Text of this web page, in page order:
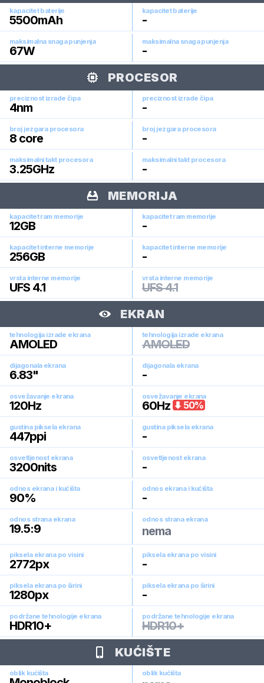
kapacitet baterije
5500mAh
kapacitet baterije
-
maksimalna snaga punjenja
67W
maksimalna snaga punjenja
-
PROCESOR
preciznost izrade čipa
4nm
preciznost izrade čipa
-
broj jezgara procesora
8 core
broj jezgara procesora
-
maksimalni takt procesora
3.25GHz
maksimalni takt procesora
-
MEMORIJA
kapacitet ram memorije
12GB
kapacitet ram memorije
-
kapacitet interne memorije
256GB
kapacitet interne memorije
-
vrsta interne memorije
UFS 4.1
vrsta interne memorije
UFS 4.1
EKRAN
tehnologija izrade ekrana
AMOLED
tehnologija izrade ekrana
AMOLED
dijagonala ekrana
6.83"
dijagonala ekrana
-
osvežavanje ekrana
120Hz
osvežavanje ekrana
60Hz 50%
gustina piksela ekrana
447ppi
gustina piksela ekrana
-
osvetljenost ekrana
3200nits
osvetljenost ekrana
-
odnos ekrana i kućišta
90%
odnos ekrana i kućišta
-
odnos strana ekrana
19.5:9
odnos strana ekrana
nema
piksela ekrana po visini
2772px
piksela ekrana po visini
-
piksela ekrana po širini
1280px
piksela ekrana po širini
-
podržane tehnologije ekrana
HDR10+
podržane tehnologije ekrana
HDR10+
KUĆIŠTE
oblik kućišta oblik kućišta